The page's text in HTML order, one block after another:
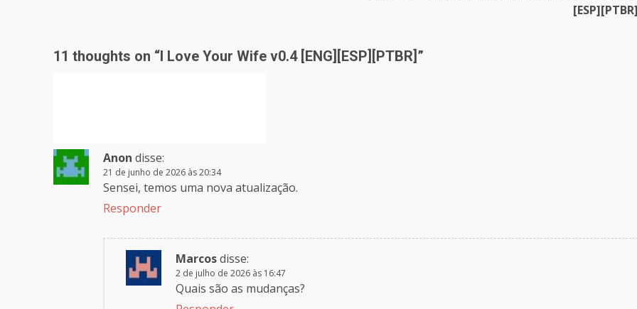
[ESP][PTBR]
11 thoughts on “I Love Your Wife v0.4 [ENG][ESP][PTBR] ”
Anon disse:
21 de junho de 2026 às 20:34
Sensei, temos uma nova atualização.
Responder
Marcosdisse:
2 de julho de 2026 às 16:47
Quais são as mudanças?